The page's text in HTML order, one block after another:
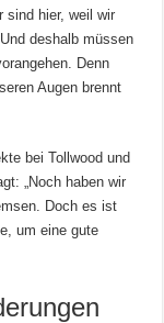
sind hier, weil wir
deshalb müssen
Denn
Augen brennt
bei Tollwood und
„Noch haben wir
Doch es ist
um eine gute